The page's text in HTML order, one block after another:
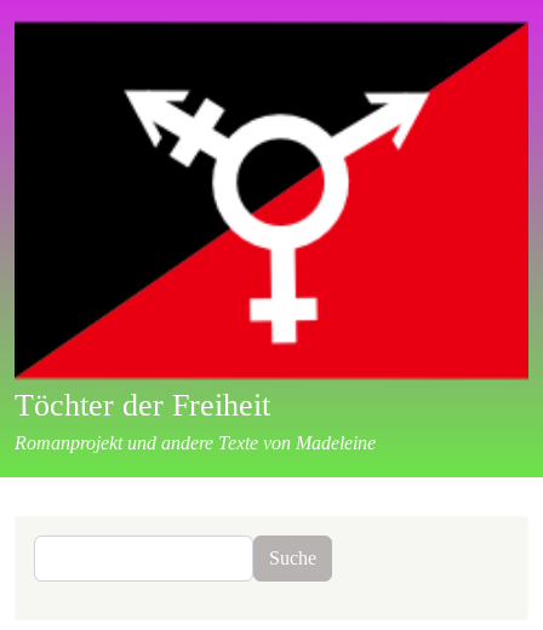
Töchter der Freiheit
Romanprojekt und andere Texte von Madeleine
Suche
Suche